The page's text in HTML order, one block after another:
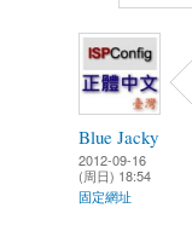
Blue Jacky
2012-09-16
(周日) 18:54
固定網址